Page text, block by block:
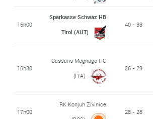
16h00
Sparkasse Schwaz HB
Tirol (AUT)
40 - 33
16h30
Cassano Magnago HC
(ITA)
26 - 29
17h00
RK Konjuh Zivinice
28 - 28